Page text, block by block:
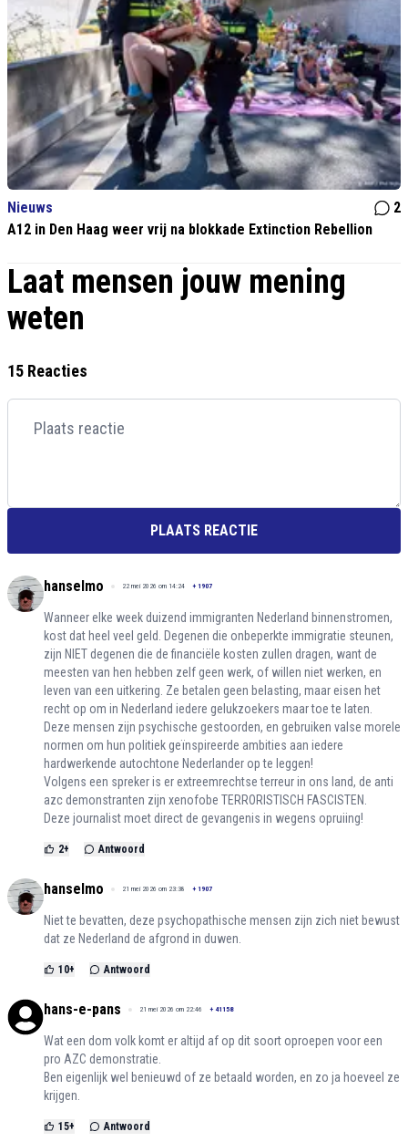
Nieuws
2
A12 in Den Haag weer vrij na blokkade Extinction Rebellion
Laat mensen jouw mening
weten
15 Reacties
PLAATS REACTIE
hanselmo 22 mei 2026 om 14:24 + 1907
Wanneer elke week duizend immigranten Nederland binnenstromen,
kost dat heel veel geld. Degenen die onbeperkte immigratie steunen,
zijn NIET degenen die de financiële kosten zullen dragen, want de
meesten van hen hebben zelf geen werk, of willen niet werken, en
leven van een uitkering. Ze betalen geen belasting, maar eisen het
recht op om in Nederland iedere gelukzoekers maar toe te laten.
Deze mensen zijn psychische gestoorden, en gebruiken valse morele
normen om hun politiek geïnspireerde ambities aan iedere
hardwerkende autochtone Nederlander op te leggen!
Volgens een spreker is er extreemrechtse terreur in ons land, de anti
azc demonstranten zijn xenofobe TERRORISTISCH FASCISTEN.
Deze journalist moet direct de gevangenis in wegens opruiing!
2+ Antwoord
hanselmo 21 mei 2026 om 23:38 + 1907
Niet te bevatten, deze psychopathische mensen zijn zich niet bewust
dat ze Nederland de afgrond in duwen.
10+ Antwoord
hans-e-pans 21 mei 2026 om 22:46 + 41158
Wat een dom volk komt er altijd af op dit soort oproepen voor een
pro AZC demonstratie.
Ben eigenlijk wel benieuwd of ze betaald worden, en zo ja hoeveel ze
krijgen.
15+ Antwoord